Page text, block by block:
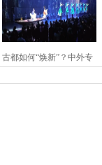
古都如何“焕新”？中外专